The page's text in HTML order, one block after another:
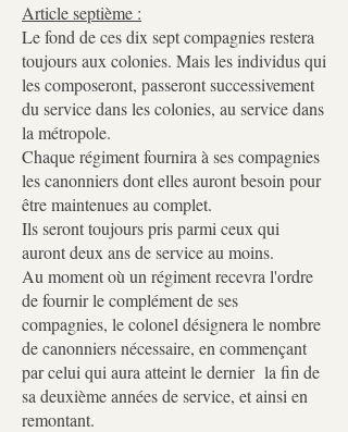
Article septième :
Le fond de ces dix sept compagnies restera
toujours aux colonies. Mais les individus qui
les composeront, passeront successivement
du service dans les colonies, au service dans
la métropole.
Chaque régiment fournira à ses compagnies
les canonniers dont elles auront besoin pour
être maintenues au complet.
Ils seront toujours pris parmi ceux qui
auront deux ans de service au moins.
Au moment où un régiment recevra l'ordre
de fournir le complément de ses
compagnies, le colonel désignera le nombre
de canonniers nécessaire, en commençant
par celui qui aura atteint le dernier la fin de
sa deuxième années de service, et ainsi en
remontant.